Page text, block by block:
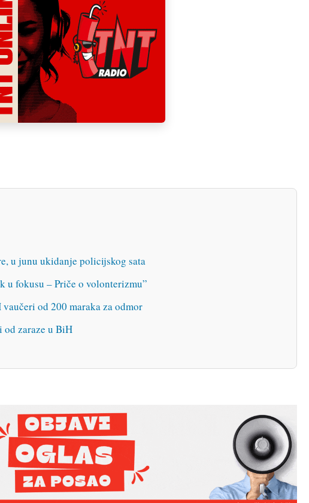
u junu ukidanje policijskog sata
u fokusu – Priče o volonterizmu”
od 200 maraka za odmor
od zaraze u BiH